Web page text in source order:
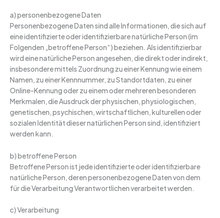
a) personenbezogene Daten
Personenbezogene Daten sind alle Informationen, die sich auf
eine identifizierte oder identifizierbare natürliche Person (im
Folgenden „betroffene Person“) beziehen. Als identifizierbar
wird eine natürliche Person angesehen, die direkt oder indirekt,
insbesondere mittels Zuordnung zu einer Kennung wie einem
Namen, zu einer Kennnummer, zu Standortdaten, zu einer
Online-Kennung oder zu einem oder mehreren besonderen
Merkmalen, die Ausdruck der physischen, physiologischen,
genetischen, psychischen, wirtschaftlichen, kulturellen oder
sozialen Identität dieser natürlichen Person sind, identifiziert
werden kann.
b) betroffene Person
Betroffene Person ist jede identifizierte oder identifizierbare
natürliche Person, deren personenbezogene Daten von dem
für die Verarbeitung Verantwortlichen verarbeitet werden.
c) Verarbeitung